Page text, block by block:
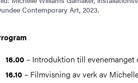
Contemporary Art, 2023.
16.00 – Introduktion till evenemanget
16.10 – Filmvisning av verk av